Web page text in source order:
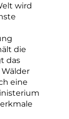
wird
die
das
eine